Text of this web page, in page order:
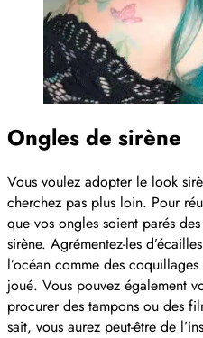
Ongles de sirène
Vous voulez adopter le look
cherchez pas plus loin. Pour
que vos ongles soient parés
sirène. Agrémentez-les
l’océan comme des
joué. Vous pouvez également
procurer des tampons ou des
sait, vous aurez peut-être de